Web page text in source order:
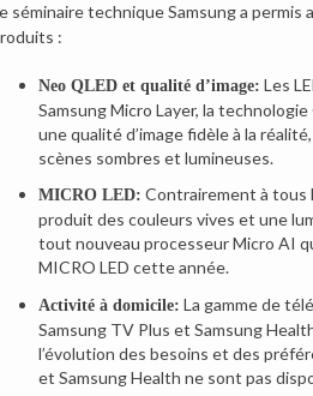
séminaire technique Samsung a
:
Neo QLED et qualité d’image: Les
Samsung Micro Layer, la
une qualité d’image fidèle à la
scènes sombres et lumineuses.
MICRO LED: Contrairement à tous
produit des couleurs vives et une
tout nouveau processeur Micro AI
MICRO LED cette année.
Activité à domicile: La gamme de
Samsung TV Plus et Samsung
l’évolution des besoins et des
et Samsung Health ne sont pas